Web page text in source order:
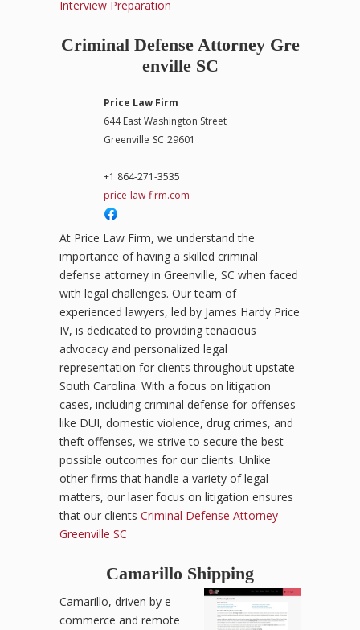
Interview Preparation
Criminal Defense Attorney Gre
enville SC
Price Law Firm
644 East Washington Street
Greenville SC 29601
+1 864-271-3535
price-law-firm.com
At Price Law Firm, we understand the
importance of having a skilled criminal
defense attorney in Greenville, SC when faced
with legal challenges. Our team of
experienced lawyers, led by James Hardy Price
IV, is dedicated to providing tenacious
advocacy and personalized legal
representation for clients throughout upstate
South Carolina. With a focus on litigation
cases, including criminal defense for offenses
like DUI, domestic violence, drug crimes, and
theft offenses, we strive to secure the best
possible outcomes for our clients. Unlike
other firms that handle a variety of legal
matters, our laser focus on litigation ensures
that our clients Criminal Defense Attorney
Greenville SC
Camarillo Shipping
Camarillo, driven by e-
commerce and remote